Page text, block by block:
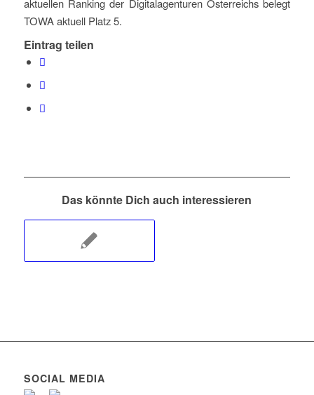
aktuellen Ranking der Digitalagenturen Österreichs belegt
TOWA aktuell Platz 5.
Eintrag teilen
Das könnte Dich auch interessieren
SOCIAL MEDIA